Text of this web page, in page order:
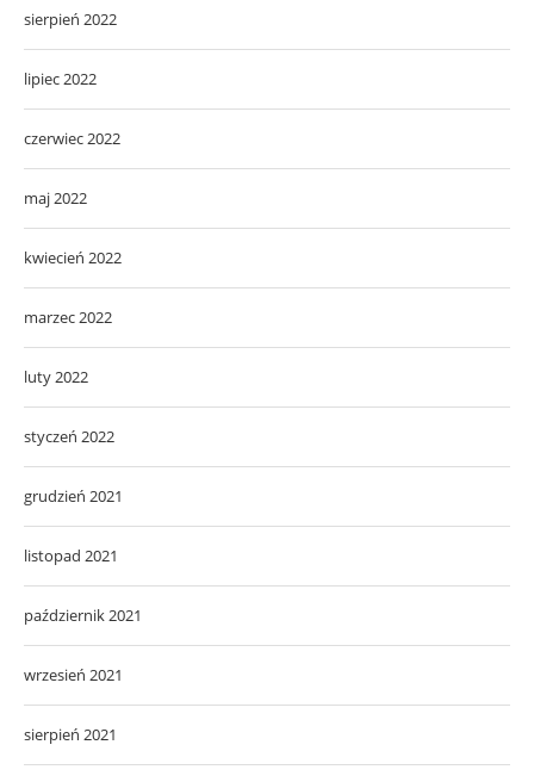
sierpień 2022
lipiec 2022
czerwiec 2022
maj 2022
kwiecień 2022
marzec 2022
luty 2022
styczeń 2022
grudzień 2021
listopad 2021
październik 2021
wrzesień 2021
sierpień 2021